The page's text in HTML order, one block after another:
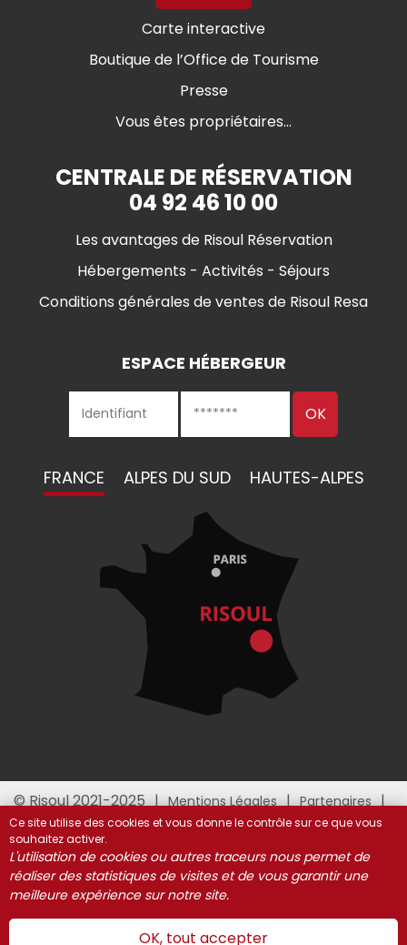
Carte interactive
Boutique de l’Office de Tourisme
Presse
Vous êtes propriétaires...
CENTRALE DE RÉSERVATION
04 92 46 10 00
Les avantages de Risoul Réservation
Hébergements - Activités - Séjours
Conditions générales de ventes de Risoul Resa
ESPACE HÉBERGEUR
FRANCE ALPES DU SUD HAUTES-ALPES
© Risoul 2021-2025 Mentions Légales
Partenaires
Gestion des cookies
Ce site utilise des cookies et vous donne le contrôle sur ce que vous
souhaitez activer.
L'utilisation de cookies ou autres traceurs nous permet de
réaliser des statistiques de visites et de vous garantir une
meilleure expérience sur notre site.
OK, tout accepter